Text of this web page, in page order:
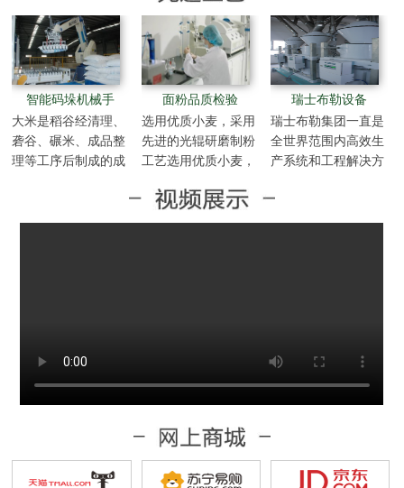
智能码垛机械手
大米是稻谷经清理、
砻谷、碾米、成品整
理等工序后制成的成
面粉品质检验
选用优质小麦，采用
先进的光辊研磨制粉
工艺选用优质小麦，
制粉工艺选用优质小
麦，采用先进的光辊
瑞士布勒设备
瑞士布勒集团一直是
全世界范围内高效生
产系统和工程解决方
为粮食与食品等工业
设计和建造世界一流